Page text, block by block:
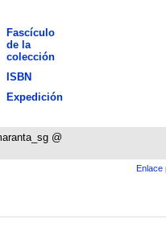
Fascículo
de la
colección
ISBN
Expedición
@
Enlace